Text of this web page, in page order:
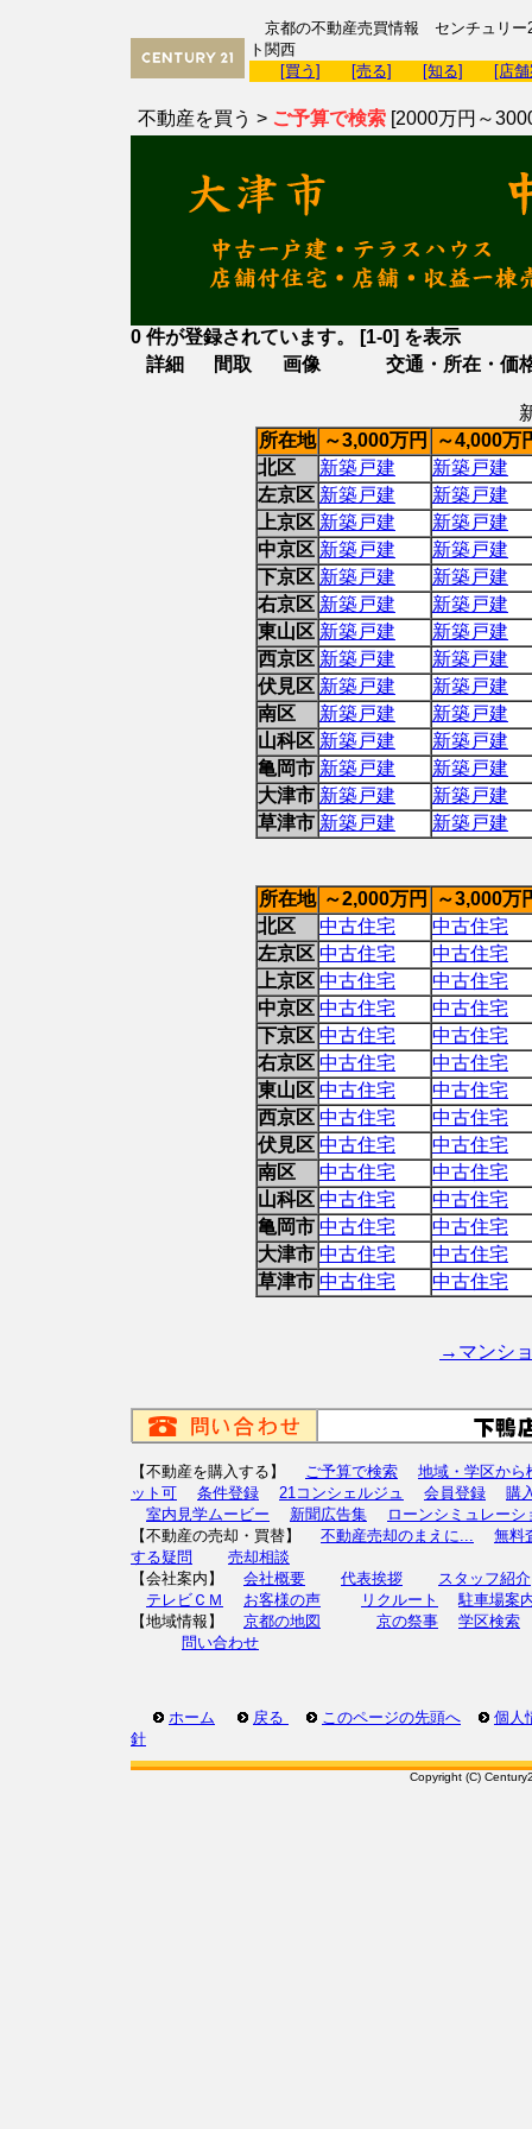
京都の不動産売買情報 センチュリー
ト関西
[買う]
[売る] [知る] [店
不動産を買う > ご予算で検索 [2000万円～
0 件が登録されています。 [1-0] を表示
詳細
間取 画像 交通・所在・価
所在地 ～3,000万円
～4,000万
北区
新築戸建
新築戸建
左京区 新築戸建
新築戸建
上京区 新築戸建
新築戸建
中京区 新築戸建
新築戸建
下京区 新築戸建
新築戸建
右京区 新築戸建
新築戸建
東山区 新築戸建
新築戸建
西京区 新築戸建
新築戸建
伏見区 新築戸建
新築戸建
南区
新築戸建
新築戸建
山科区 新築戸建
新築戸建
亀岡市 新築戸建
新築戸建
大津市 新築戸建
新築戸建
草津市 新築戸建 新築戸建
所在地 ～2,000万円
～3,000万
北区
中古住宅
中古住宅
左京区 中古住宅
中古住宅
上京区 中古住宅
中古住宅
中京区 中古住宅
中古住宅
下京区 中古住宅
中古住宅
右京区 中古住宅
中古住宅
東山区 中古住宅
中古住宅
西京区 中古住宅
中古住宅
伏見区 中古住宅
中古住宅
南区
中古住宅
中古住宅
山科区 中古住宅
中古住宅
亀岡市 中古住宅
中古住宅
大津市 中古住宅
中古住宅
草津市 中古住宅 中古住宅
→マンシ
【不動産を購入する】 ご予算で検索
地域・学区から
ット可
条件登録 21コンシェルジュ 会員登録
購
室内見学ムービー
新聞広告集
ローンシミュレーシ
【不動産の売却・買替】 不動産売却のまえに...
無料
する疑問
売却相談
【会社案内】 会社概要 代表挨拶
スタッフ紹介
テレビＣＭ
お客様の声 リクルート
駐車場案
【地域情報】 京都の地図 京の祭事
学区検索
問い合わせ
ホーム 戻る このページの先頭へ
個人
針
Copyright (C)